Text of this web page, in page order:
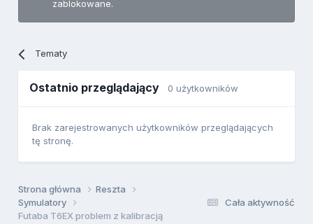
zablokowane.
Tematy
Ostatnio przeglądający 0 użytkowników
Brak zarejestrowanych użytkowników przeglądających
tę stronę.
Cała aktywność
Strona główna
Reszta
Symulatory
Futaba T6EX problem z kalibracją